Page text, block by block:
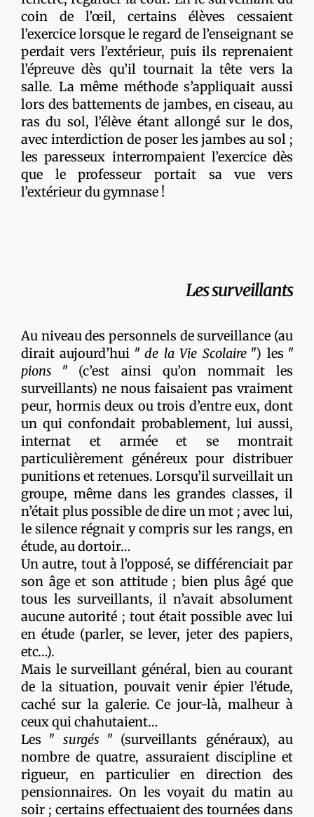
coin de l’œil, certains élèves cessaient
l’exercice lorsque le regard de l’enseignant se
perdait vers l’extérieur, puis ils reprenaient
l’épreuve dès qu’il tournait la tête vers la
salle. La même méthode s’appliquait aussi
lors des battements de jambes, en ciseau, au
ras du sol, l’élève étant allongé sur le dos,
avec interdiction de poser les jambes au sol ;
les paresseux interrompaient l’exercice dès
que le professeur portait sa vue vers
l’extérieur du gymnase !
Les surveillants
Au niveau des personnels de surveillance (au
dirait aujourd’hui ʺde la Vie Scolaireʺ) les ʺ
pionsʺ (c’est ainsi qu’on nommait les
surveillants) ne nous faisaient pas vraiment
peur, hormis deux ou trois d’entre eux, dont
un qui confondait probablement, lui aussi,
internat et armée et se montrait
particulièrement généreux pour distribuer
punitions et retenues. Lorsqu’il surveillait un
groupe, même dans les grandes classes, il
n’était plus possible de dire un mot ; avec lui,
le silence régnait y compris sur les rangs, en
étude, au dortoir…
Un autre, tout à l’opposé, se différenciait par
son âge et son attitude ; bien plus âgé que
tous les surveillants, il n’avait absolument
aucune autorité ; tout était possible avec lui
en étude (parler, se lever, jeter des papiers,
etc…).
Mais le surveillant général, bien au courant
de la situation, pouvait venir épier l’étude,
caché sur la galerie. Ce jour-là, malheur à
ceux qui chahutaient…
Les ʺ surgésʺ (surveillants généraux), au
nombre de quatre, assuraient discipline et
rigueur, en particulier en direction des
pensionnaires. On les voyait du matin au
soir ; certains effectuaient des tournées dans